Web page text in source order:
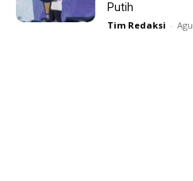
Putih
Tim Redaksi -